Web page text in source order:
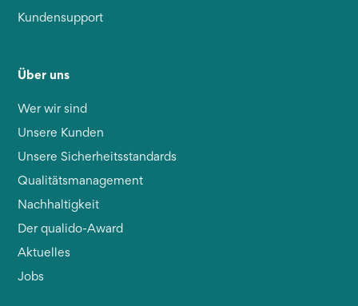
Kundensupport
Über uns
Wer wir sind
Unsere Kunden
Unsere Sicherheitsstandards
Qualitätsmanagement
Nachhaltigkeit
Der qualido-Award
Aktuelles
Jobs